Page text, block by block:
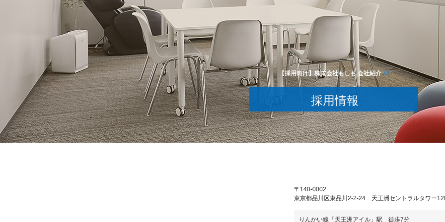
【採用向け】株式会社もしも 会社紹介
採用情報
〒140-0002
東京都品川区東品川2-2-24 天王洲セントラルタワー
りんかい線「天王洲アイル」駅 徒歩7分